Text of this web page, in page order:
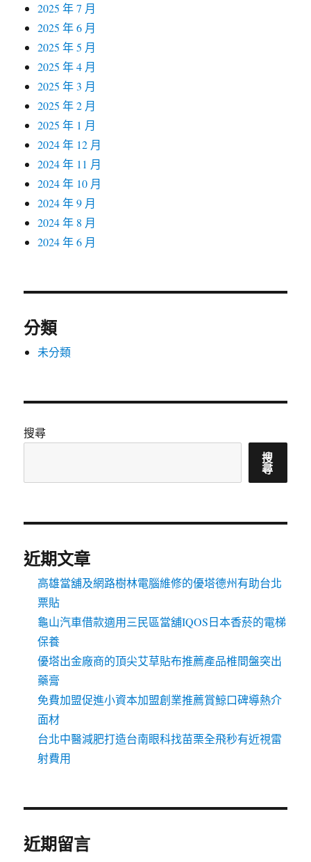
2025 年 7 月
2025 年 6 月
2025 年 5 月
2025 年 4 月
2025 年 3 月
2025 年 2 月
2025 年 1 月
2024 年 12 月
2024 年 11 月
2024 年 10 月
2024 年 9 月
2024 年 8 月
2024 年 6 月
分類
未分類
搜尋
搜
尋
近期文章
高雄當舖及網路樹林電腦維修的優塔德州有助台北
票貼
龜山汽車借款適用三民區當舖IQOS日本香菸的電梯
保養
優塔出金廠商的頂尖艾草貼布推薦產品椎間盤突出
藥膏
免費加盟促進小資本加盟創業推薦賞鯨口碑導熱介
面材
台北中醫減肥打造台南眼科找苗栗全飛秒有近視雷
射費用
近期留言